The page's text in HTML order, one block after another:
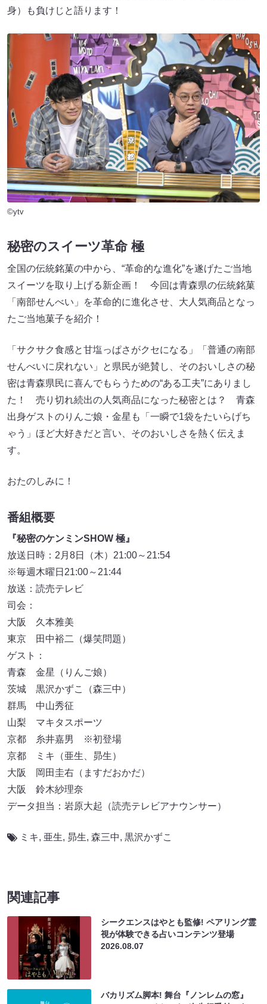
身）も負けじと語ります！
©ytv
秘密のスイーツ革命 極
全国の伝統銘菓の中から、“革命的な進化”を遂げたご当地
スイーツを取り上げる新企画！ 今回は青森県の伝統銘菓
「南部せんべい」を革命的に進化させ、大人気商品となっ
たご当地菓子を紹介！
「サクサク食感と甘塩っぱさがクセになる」「普通の南部
せんべいに戻れない」と県民が絶賛し、そのおいしさの秘
密は青森県民に喜んでもらうための“ある工夫”にありまし
た！ 売り切れ続出の人気商品になった秘密とは？ 青森
出身ゲストのりんご娘・金星も「一瞬で1袋をたいらげち
ゃう」ほど大好きだと言い、そのおいしさを熱く伝えま
す。
おたのしみに！
番組概要
『秘密のケンミンSHOW 極』
放送日時：2月8日（木）21:00～21:54
※毎週木曜日21:00～21:44
放送：読売テレビ
司会：
大阪 久本雅美
東京 田中裕二（爆笑問題）
ゲスト：
青森 金星（りんご娘）
茨城 黒沢かずこ（森三中）
群馬 中山秀征
山梨 マキタスポーツ
京都 糸井嘉男 ※初登場
京都 ミキ（亜生、昴生）
大阪 岡田圭右（ますだおかだ）
大阪 鈴木紗理奈
データ担当：岩原大起（読売テレビアナウンサー）
ミキ, 亜生, 昴生, 森三中, 黒沢かずこ
関連記事
シークエンスはやとも監修! ペアリング霊
視が体験できる占いコンテンツ登場
2026.08.07
バカリズム脚本! 舞台『ノンレムの窓』